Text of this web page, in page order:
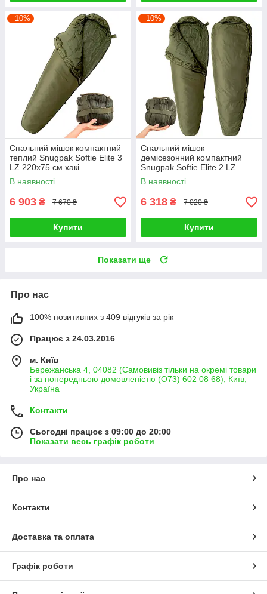
–10%
Спальний мішок компактний
теплий Snugpak Softie Elite 3
LZ 220х75 см хакі
В наявності
6 903 ₴ 7 670 ₴
Купити
–10%
Спальний мішок
демісезонний компактний
Snugpak Softie Elite 2 LZ
В наявності
6 318 ₴ 7 020 ₴
Купити
Показати ще
Про нас
100% позитивних з 409 відгуків за рік
Працює з 24.03.2016
м. Київ
Бережанська 4, 04082 (Самовивіз тільки на окремі товари
і за попередньою домовленістю (О73) 602 08 68), Київ,
Україна
Контакти
Сьогодні працює з 09:00 до 20:00
Показати весь графік роботи
Про нас
Контакти
Доставка та оплата
Графік роботи